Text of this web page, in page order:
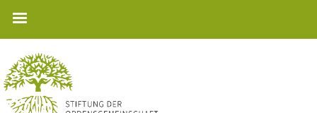
Direkt
zum
Inhalt